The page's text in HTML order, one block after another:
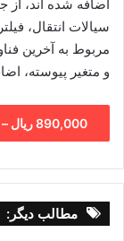
اضافه شده اند، از
سیالات انتقال،
مربوط به آخرین
و متغیر پیوسته،
890,000 ریال – خرید
مطالب دیگر: